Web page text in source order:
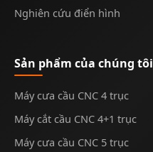
Nghiên cứu điển hình
Sản phẩm của chúng tôi
Máy cưa cầu CNC 4 trục
Máy cắt cầu CNC 4+1 trục
Máy cưa cầu CNC 5 trục